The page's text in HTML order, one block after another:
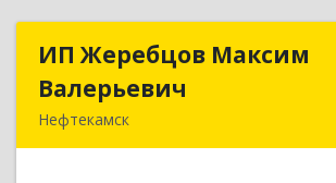
ИП Жеребцов Максим
Валерьевич
Нефтекамск
ИП